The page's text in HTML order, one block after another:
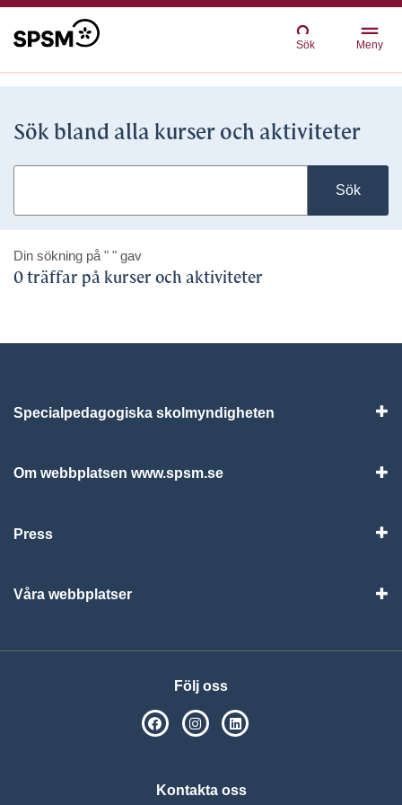
Sök Meny
Sök bland alla kurser och aktiviteter
Sök
Din sökning på " " gav
0 träffar på kurser och aktiviteter
Specialpedagogiska skolmyndigheten
Om webbplatsen www.spsm.se
Press
Våra webbplatser
Följ oss
SPSM på Facebook
SPSM på Instagram
Kontakta oss